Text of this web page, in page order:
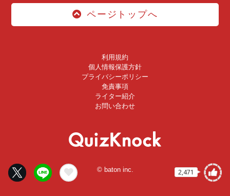
2,471
ページトップへ
利用規約
個人情報保護方針
プライバシーポリシー
免責事項
ライター紹介
お問い合わせ
© baton inc.